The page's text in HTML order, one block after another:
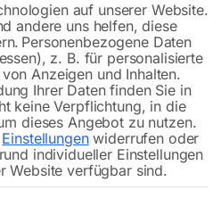
Nicht vorrätig
Einsatz
auf unserer Website.
andere uns helfen, diese
Personenbezogene Daten
z. B. für personalisierte
Anzeigen und Inhalten.
Ihrer Daten finden Sie in
keine Verpflichtung, in die
dieses Angebot zu nutzen.
Einstellungenwiderrufen oder
individueller Einstellungen
Website verfügbar sind.